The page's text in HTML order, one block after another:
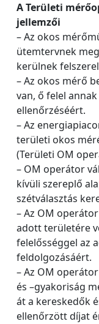
A Területi
jellemzői
– Az okos
ütemtervnek
kerülnek
– Az okos mérő
van, ő felel
ellenőrzéséért.
– Az
területi okos
(Területi OM
– OM operátor
kívüli szereplő
szétválasztás
– Az OM
adott területére
felelősséggel az
feldolgozásáért.
– Az OM
és –gyakoriság
át a kereskedők
ellenőrzött díjat